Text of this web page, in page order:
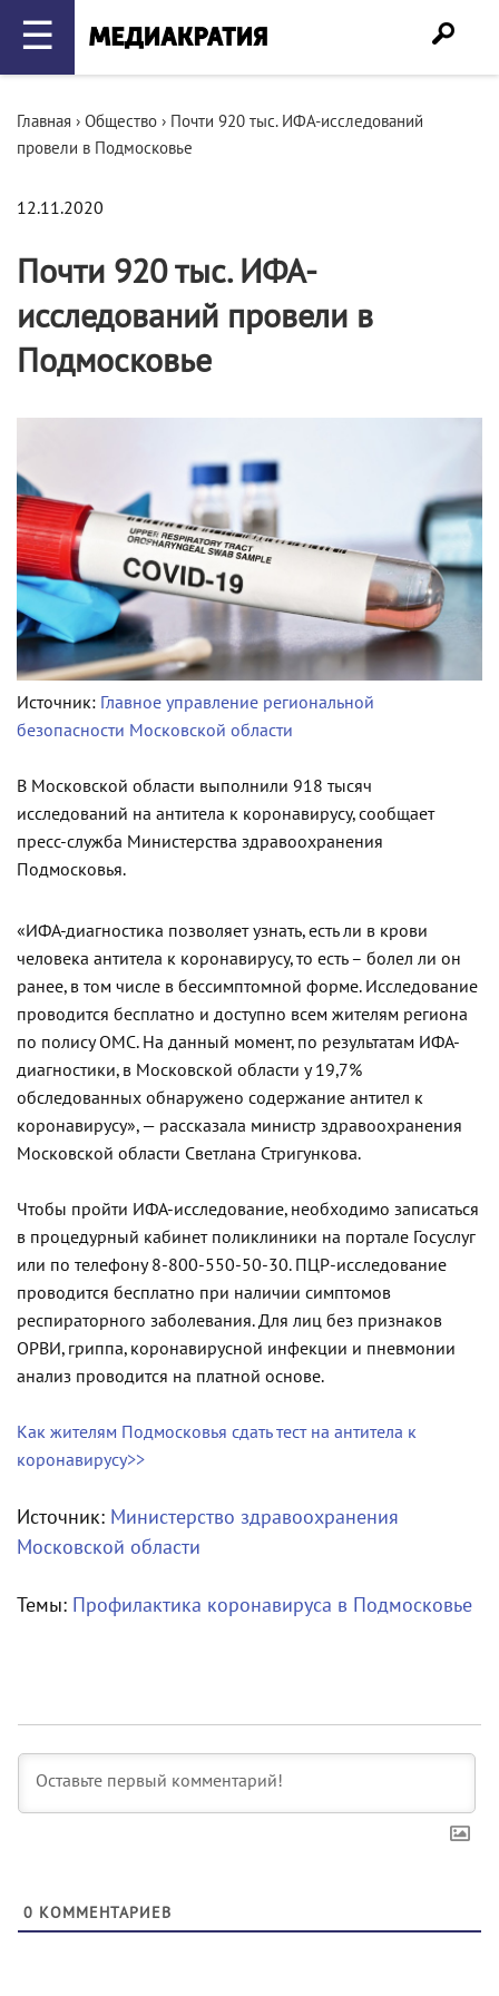
☰
Главная › Общество › Почти 920 тыс. ИФА-исследований
провели в Подмосковье
12.11.2020
Почти 920 тыс. ИФА-
исследований провели в
Подмосковье
Источник: Главное управление региональной
безопасности Московской области
В Московской области выполнили 918 тысяч
исследований на антитела к коронавирусу, сообщает
пресс-служба Министерства здравоохранения
Подмосковья.
«ИФА-диагностика позволяет узнать, есть ли в крови
человека антитела к коронавирусу, то есть – болел ли он
ранее, в том числе в бессимптомной форме. Исследование
проводится бесплатно и доступно всем жителям региона
по полису ОМС. На данный момент, по результатам ИФА-
диагностики, в Московской области у 19,7%
обследованных обнаружено содержание антител к
коронавирусу», — рассказала министр здравоохранения
Московской области Светлана Стригункова.
Чтобы пройти ИФА-исследование, необходимо записаться
в процедурный кабинет поликлиники на портале Госуслуг
или по телефону 8-800-550-50-30. ПЦР-исследование
проводится бесплатно при наличии симптомов
респираторного заболевания. Для лиц без признаков
ОРВИ, гриппа, коронавирусной инфекции и пневмонии
анализ проводится на платной основе.
Как жителям Подмосковья сдать тест на антитела к
коронавирусу>>
Источник: Министерство здравоохранения
Московской области
Темы: Профилактика коронавируса в Подмосковье
0 КОММЕНТАРИЕВ